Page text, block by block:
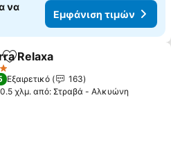
να
Εμφάνιση τιμών
Προσθήκη στα αγαπημένα
Relaxa
Εξαιρετικό
163
χλμ. από: Στραβά - Αλκυώνη